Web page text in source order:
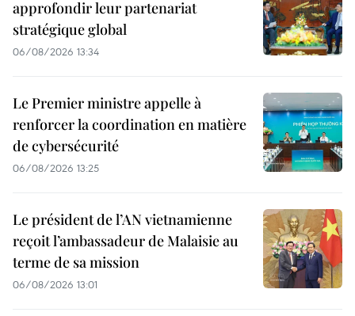
approfondir leur partenariat
stratégique global
06/08/2026 13:34
Le Premier ministre appelle à
renforcer la coordination en matière
de cybersécurité
06/08/2026 13:25
Le président de l’AN vietnamienne
reçoit l’ambassadeur de Malaisie au
terme de sa mission
06/08/2026 13:01